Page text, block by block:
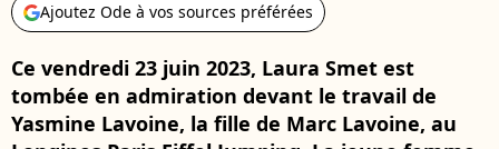
Ajoutez Ode à vos sources préférées
Ce vendredi 23 juin 2023, Laura Smet est
tombée en admiration devant le travail de
Yasmine Lavoine, la fille de Marc Lavoine, au